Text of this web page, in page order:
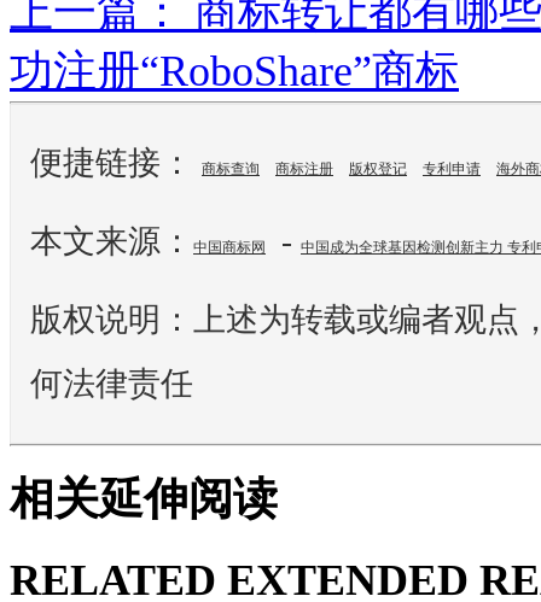
上一篇： 商标转让都有哪
功注册“RoboShare”商标
便捷链接： 商标查询 商标注册 版权登记 专利申请 海外
本文来源： 中国商标网 - 中国成为全球基因检测创新主力 专利
版权说明：上述为转载或编者观点
何法律责任
相关延伸阅读
RELATED EXTENDED